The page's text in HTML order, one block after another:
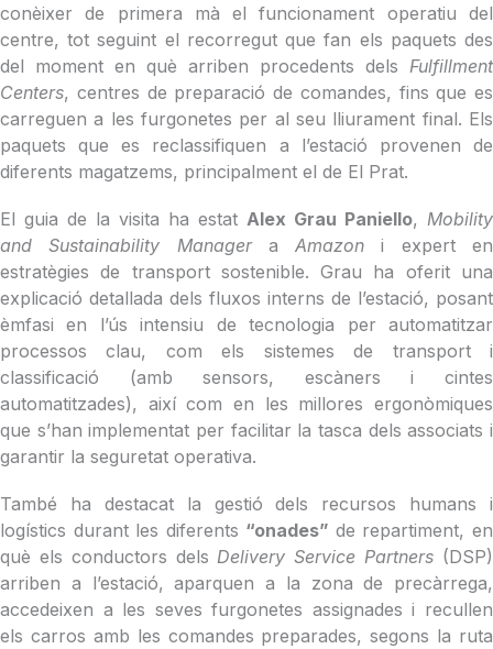
conèixer de primera mà el funcionament operatiu del
centre, tot seguint el recorregut que fan els paquets des
del moment en què arriben procedents dels Fulfillment
Centers, centres de preparació de comandes, fins que es
carreguen a les furgonetes per al seu lliurament final. Els
paquets que es reclassifiquen a l’estació provenen de
diferents magatzems, principalment el de El Prat.
El guia de la visita ha estat Alex Grau Paniello, Mobility
and Sustainability ManageraAmazon i expert en
estratègies de transport sostenible. Grau ha oferit una
explicació detallada dels fluxos interns de l’estació, posant
èmfasi en l’ús intensiu de tecnologia per automatitzar
processos clau, com els sistemes de transport i
classificació (amb sensors, escàners i cintes
automatitzades), així com en les millores ergonòmiques
que s’han implementat per facilitar la tasca dels associats i
garantir la seguretat operativa.
També ha destacat la gestió dels recursos humans i
logístics durant les diferents “onades” de repartiment, en
què els conductors delsDelivery Service Partners (DSP)
arriben a l’estació, aparquen a la zona de precàrrega,
accedeixen a les seves furgonetes assignades i recullen
els carros amb les comandes preparades, segons la ruta